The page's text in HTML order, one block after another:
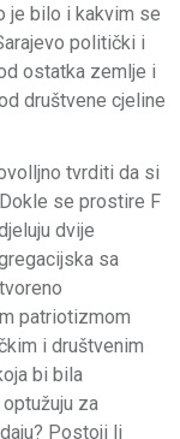
je bilo i kakvim se
politički i
ostatka zemlje i
društvene cjeline
tvrditi da si
se prostire F
dvije
sa
patriotizmom
i društvenim
bi bila
za
Postoji li